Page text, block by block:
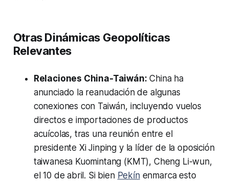
Otras Dinámicas Geopolíticas
Relevantes
Relaciones China-Taiwán: China ha
anunciado la reanudación de algunas
conexiones con Taiwán, incluyendo vuelos
directos e importaciones de productos
acuícolas, tras una reunión entre el
presidente Xi Jinping y la líder de la oposición
taiwanesa Kuomintang (KMT), Cheng Li-wun,
el 10 de abril. Si bien Pekínenmarca esto